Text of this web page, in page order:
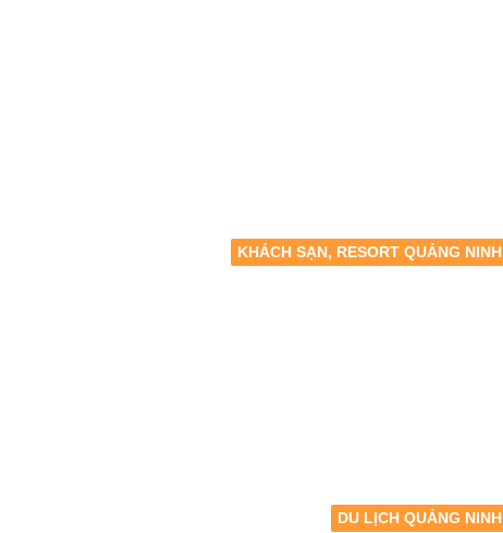
KHÁCH SẠN, RESORT QUẢNG NINH
DU LỊCH QUẢNG NINH